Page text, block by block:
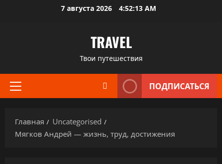
7 августа 2026 4:52:14 AM
TRAVEL
Твои путешествия
Основное
ПОДПИСАТЬСЯ
Главная
Uncategorised
Мягков Андрей — жизнь, труд, достижения